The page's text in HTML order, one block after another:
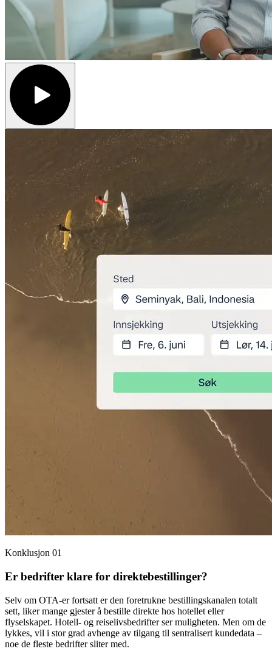
Konklusjon 01
Er bedrifter klare for direktebestillinger?
Selv om OTA-er fortsatt er den foretrukne bestillingskanalen totalt
sett, liker mange gjester å bestille direkte hos hotellet eller
flyselskapet. Hotell- og reiselivsbedrifter ser muligheten. Men om de
lykkes, vil i stor grad avhenge av tilgang til sentralisert kundedata –
noe de fleste bedrifter sliter med.